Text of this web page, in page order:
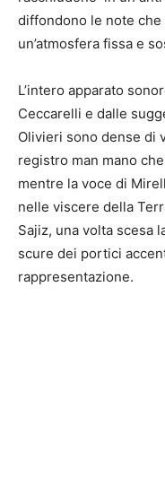
diffondono le note
un’atmosfera fissa e
L’intero apparato
Ceccarelli e dalle
Olivieri sono dense di
registro man mano
mentre la voce di
nelle viscere della
Sajiz, una volta scesa
scure dei portici
rappresentazione.